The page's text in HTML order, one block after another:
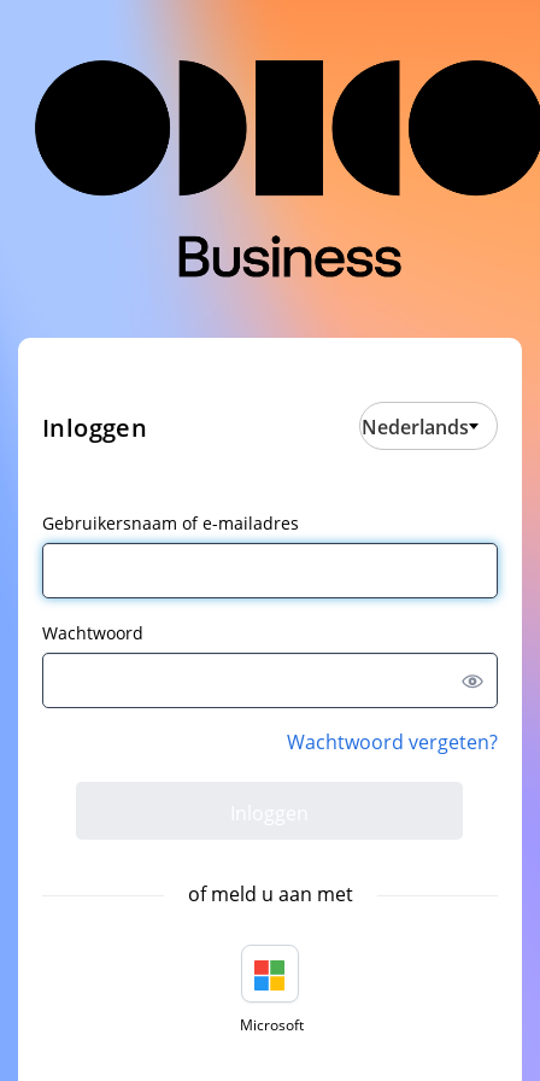
Inloggen Nederlands
Gebruikersnaam of e-mailadres
Wachtwoord
Wachtwoord vergeten?
of meld u aan met
Microsoft